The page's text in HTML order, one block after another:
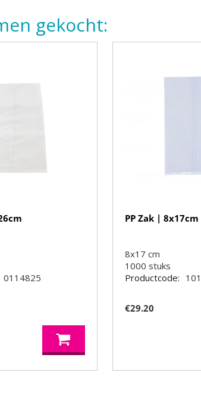
gekocht:
0114825
PP Zak | 8x17cm
8x17 cm
1000stuks
Productcode:
€29.20